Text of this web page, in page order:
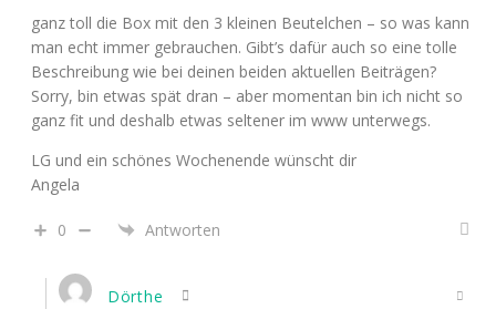
ganz toll die Box mit den 3 kleinen Beutelchen – so was kann
man echt immer gebrauchen. Gibt’s dafür auch so eine tolle
Beschreibung wie bei deinen beiden aktuellen Beiträgen?
Sorry, bin etwas spät dran – aber momentan bin ich nicht so
ganz fit und deshalb etwas seltener im www unterwegs.
LG und ein schönes Wochenende wünscht dir
Angela
0 Antworten
Dörthe